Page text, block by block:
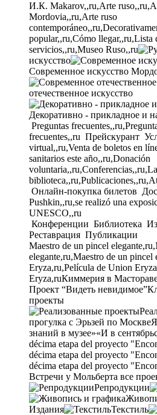
И.К. Makarov,,ru,Arte
Mordovia,,ru,Arte ruso
popular,,ru,Cómo llegar,,ru,Lista
servicios,,ru,Museo Ruso,,ru
искусство
Современное искусство
отечественное искусство
Декоративно - прикладное и
Preguntas
frecuentes,,ru Прейскурант
virtual,,ru,Venta de boletos en
sanitarios este año,,ru,Donación
voluntaria,,ru,Conferencias,,ru,La
Онлайн-покупка билетов
Pushkin,,ru,se realizó una
UNESCO,,ru
Конференции Библиотека
Реставрация Публикации
Maestro de un pincel
elegante,ru,Maestro de un pincel
Eryza,ru,Película de Union
Eryza,ruКиммерия в
Проект “Видеть невидимое”
проекты
прогулка с Эрьзей по Москве
знаний в музее»«И в
décima etapa del proyecto
décima etapa del proyecto
décima etapa del proyecto
Встречи у Мольберта все
Репродукции
Издания
Текстиль